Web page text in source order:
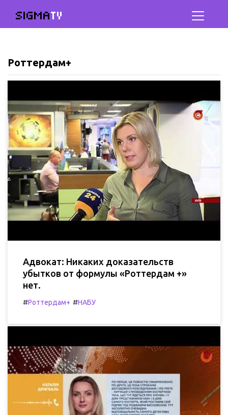
SIGMATV
Роттердам+
Адвокат: Никаких доказательств
убытков от формулы «Роттердам +»
нет.
#Роттердам+ #НАБУ